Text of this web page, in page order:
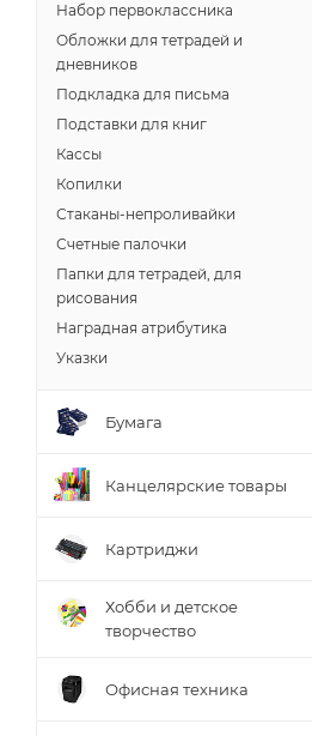
Набор первоклассника
Обложки для тетрадей и
дневников
Подкладка для письма
Подставки для книг
Кассы
Копилки
Стаканы-непроливайки
Счетные палочки
Папки для тетрадей, для
рисования
Наградная атрибутика
Указки
Бумага
Канцелярские товары
Картриджи
Хобби и детское
творчество
Офисная техника